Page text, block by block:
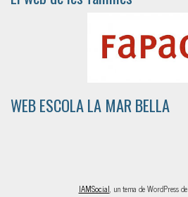
WEB ESCOLA LA MAR BELLA
IAMSocial, un tema de WordPress de